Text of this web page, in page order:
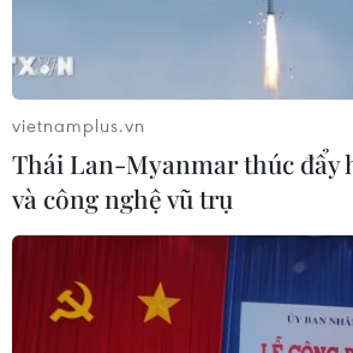
vietnamplus.vn
Thái Lan-Myanmar thúc đẩy
và công nghệ vũ trụ